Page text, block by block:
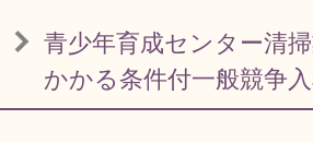
青少年育成センター清
かかる条件付一般競争